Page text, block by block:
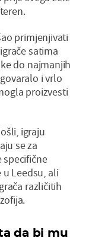
primjenjivati
satima
do najmanjih
i vrlo
proizvesti
igraju
se za
specifične
Leedsu, ali
različitih
da bi mu